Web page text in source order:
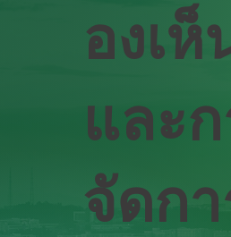
องเห็
และ
จัดก